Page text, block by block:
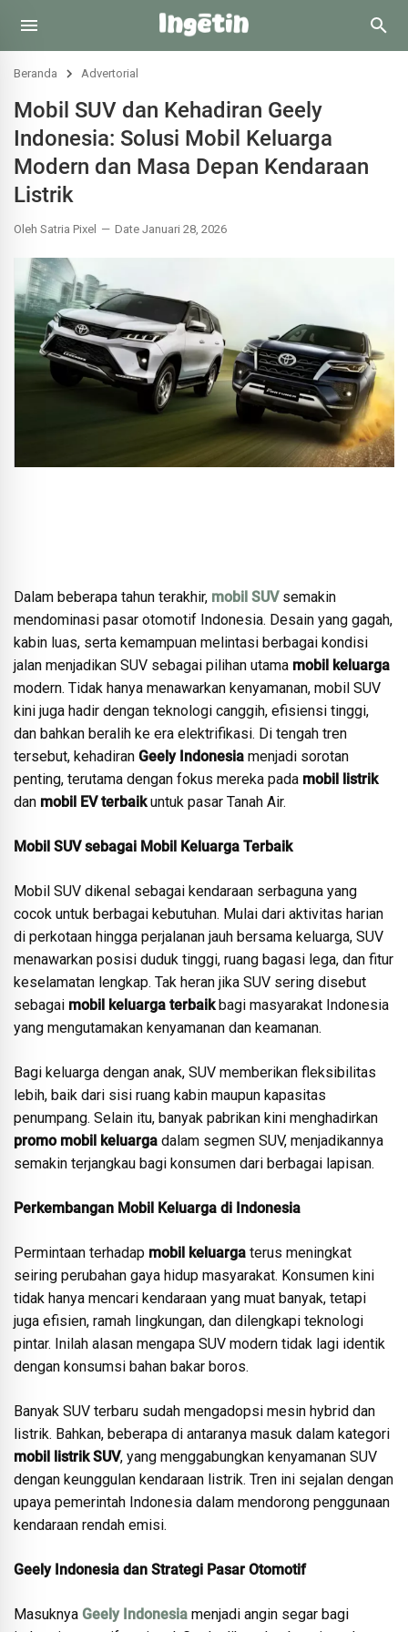
Beranda Advertorial
Mobil SUV dan Kehadiran Geely
Indonesia: Solusi Mobil Keluarga
Modern dan Masa Depan Kendaraan
Listrik
Oleh Satria Pixel Date Januari 28, 2026
Dalam beberapa tahun terakhir, mobil SUVsemakin
mendominasi pasar otomotif Indonesia. Desain yang gagah,
kabin luas, serta kemampuan melintasi berbagai kondisi
jalan menjadikan SUV sebagai pilihan utama mobil keluarga
modern. Tidak hanya menawarkan kenyamanan, mobil SUV
kini juga hadir dengan teknologi canggih, efisiensi tinggi,
dan bahkan beralih ke era elektrifikasi. Di tengah tren
tersebut, kehadiran Geely Indonesia menjadi sorotan
penting, terutama dengan fokus mereka pada mobil listrik
dan mobil EV terbaikuntuk pasar Tanah Air.
Mobil SUV sebagai Mobil Keluarga Terbaik
Mobil SUV dikenal sebagai kendaraan serbaguna yang
cocok untuk berbagai kebutuhan. Mulai dari aktivitas harian
di perkotaan hingga perjalanan jauh bersama keluarga, SUV
menawarkan posisi duduk tinggi, ruang bagasi lega, dan fitur
keselamatan lengkap. Tak heran jika SUV sering disebut
sebagai mobil keluarga terbaikbagi masyarakat Indonesia
yang mengutamakan kenyamanan dan keamanan.
Bagi keluarga dengan anak, SUV memberikan fleksibilitas
lebih, baik dari sisi ruang kabin maupun kapasitas
penumpang. Selain itu, banyak pabrikan kini menghadirkan
promo mobil keluarga dalam segmen SUV, menjadikannya
semakin terjangkau bagi konsumen dari berbagai lapisan.
Perkembangan Mobil Keluarga di Indonesia
Permintaan terhadap mobil keluarga terus meningkat
seiring perubahan gaya hidup masyarakat. Konsumen kini
tidak hanya mencari kendaraan yang muat banyak, tetapi
juga efisien, ramah lingkungan, dan dilengkapi teknologi
pintar. Inilah alasan mengapa SUV modern tidak lagi identik
dengan konsumsi bahan bakar boros.
Banyak SUV terbaru sudah mengadopsi mesin hybrid dan
listrik. Bahkan, beberapa di antaranya masuk dalam kategori
mobil listrik SUV, yang menggabungkan kenyamanan SUV
dengan keunggulan kendaraan listrik. Tren ini sejalan dengan
upaya pemerintah Indonesia dalam mendorong penggunaan
kendaraan rendah emisi.
Geely Indonesia dan Strategi Pasar Otomotif
Masuknya Geely Indonesia menjadi angin segar bagi